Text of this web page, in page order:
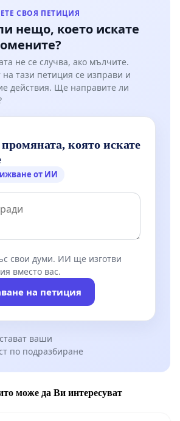
СВОЯ ПЕТИЦИЯ
нещо, което искате
не се случва, ако мълчите.
на тази петиция се изправи и
действия. Ще направите ли
която искате
от ИИ
свои думи. ИИ ще изготви
вместо вас.
на петиция
ваши
по подразбиране
може да Ви интересуват